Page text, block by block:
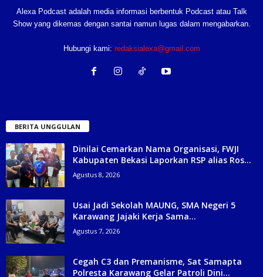
Alexa Podcast adalah media informasi berbentuk Podcast atau Talk
Show yang dikemas dengan santai namun lugas dalam mengabarkan.
Hubungi kami: redaksialexa@gmail.com
BERITA UNGGULAN
Dinilai Cemarkan Nama Organisasi, FWJI
Kabupaten Bekasi Laporkan RSP alias Ros...
Agustus 8, 2026
Usai Jadi Sekolah MAUNG, SMA Negeri 5
Karawang Jajaki Kerja Sama...
Agustus 7, 2026
Cegah C3 dan Premanisme, Sat Samapta
Polresta Karawang Gelar Patroli Dini...